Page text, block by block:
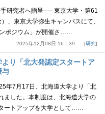
研究者へ贈呈── 東京大学・第61
、東京大学弥生キャンパスにて、
ポジウム」が開催さ……
2025年12月08日 16：39 研究
り「北大発認定スタートア
与
年7月17日、北海道大学より「北
ました。本制度は、北海道大学の
ートアップを大学として……